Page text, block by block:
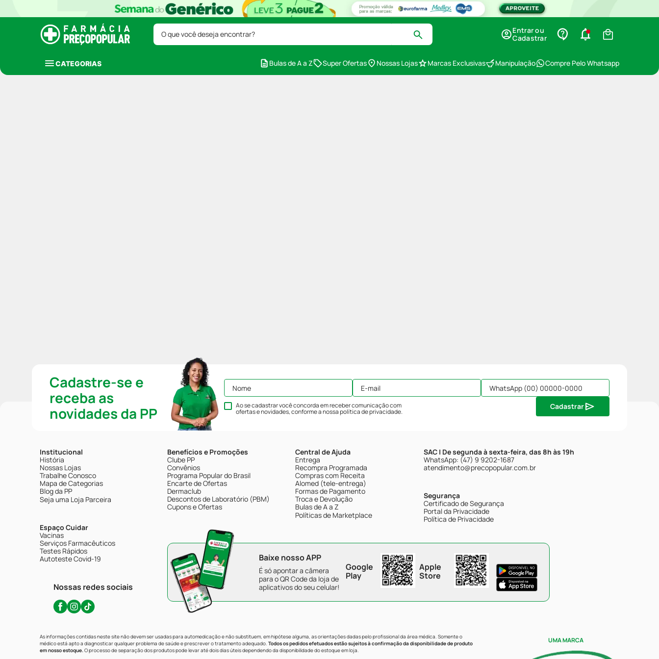
O que você deseja encontrar?
Entrar ou
Cadastrar
CATEGORIAS Bulas de A a Z Super Ofertas Nossas Lojas Marcas Exclusivas Manipulação Compre Pelo Whatsapp
Cadastre-se e
receba as
novidades da PP
Ao se cadastrar você concorda em receber comunicação com
ofertas e novidades, conforme a nossapolítica de privacidade.
Cadastrar
Institucional
História
Nossas Lojas
Trabalhe Conosco
Mapa de Categorias
Blog da PP
Seja uma Loja Parceira
Espaço Cuidar
Vacinas
Serviços Farmacêuticos
Testes Rápidos
Autoteste Covid-19
Nossas redes sociais
Benefícios e Promoções
Clube PP
Convênios
Programa Popular do Brasil
Encarte de Ofertas
Dermaclub
Descontos de Laboratório (PBM)
Cupons e Ofertas
Central de Ajuda
Entrega
Recompra Programada
Compras com Receita
Alomed (tele-entrega)
Formas de Pagamento
Troca e Devolução
Bulas de A a Z
Políticas de Marketplace
SAC | De segunda à sexta-feira, das 8h às 19h
WhatsApp: (47) 9 9202-1687
atendimento@precopopular.com.br
Segurança
Certificado de Segurança
Portal da Privacidade
Política de Privacidade
Baixe nosso APP
É só apontar a câmera
para o QR Code da loja de
aplicativos do seu celular!
Google
Play
Apple
Store
As informações contidas neste site não devem ser usadas para automedicação e não substituem, em hipótese alguma, as orientações dadas pelo profissional da área médica. Somente o
médico está apto a diagnosticar qualquer problema de saúde e prescrever o tratamento adequado. Todos os pedidos efetuados estão sujeitos à confirmação da disponibilidade de produto
em nosso estoque.O processo de separação dos produtos pode levar até dois dias úteis dependendo da disponibilidade do estoque em loja.
UMA MARCA